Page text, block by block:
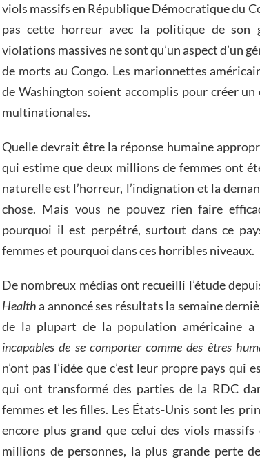
viols massifs en République Démocratique du
pas cette horreur avec la politique de son
violations massives ne sont qu’un aspect d’un
de morts au Congo. Les marionnettes
de Washington soient accomplis pour créer
multinationales.
Quelle devrait être la réponse humaine
qui estime que deux millions de femmes ont
naturelle est l’horreur, l’indignation et la
chose. Mais vous ne pouvez rien faire
pourquoi il est perpétré, surtout dans ce
femmes et pourquoi dans ces horribles niveaux.
De nombreux médias ont recueilli l’étude
Healtha annoncé ses résultats la semaine
de la plupart de la population américaine a
incapables de se comporter comme des êtres
n’ont pas l’idée que c’est leur propre pays qui
qui ont transformé des parties de la RDC
femmes et les filles. Les États-Unis sont les
encore plus grand que celui des viols
millions de personnes, la plus grande perte